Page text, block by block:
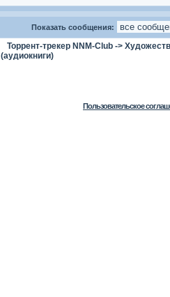
Показать сообщения:
Торрент-трекер NNM-Club ->
(аудиокниги)
Пользовательское